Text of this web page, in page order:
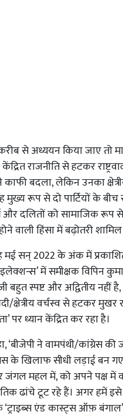
से अध्ययन किया जाए तो
राजनीति से हटकर
बदला, लेकिन उनका
मुख्य रूप से दो पार्टियों के
और दलितों को सामाजिक रूप
वाली हिंसा में बढ़ोतरी शामिल
सन् 2022 के अंक में प्रकाशित
में समीक्षक विपिन
बहुत स्पष्ट और अद्वितीय नहीं
क्षेत्रीय वर्चस्व से हटकर मुखर
पर ध्यान केंद्रित कर रहा है।
ने वामपंथी/कांग्रेस की
खिलाफ सीधी लड़ाई बन गए
महल में, को अपने पक्ष में
ढांचे टूट रहे हैं। अगर हमें
‘ट्राइब्स एंड कास्ट्स ऑफ़